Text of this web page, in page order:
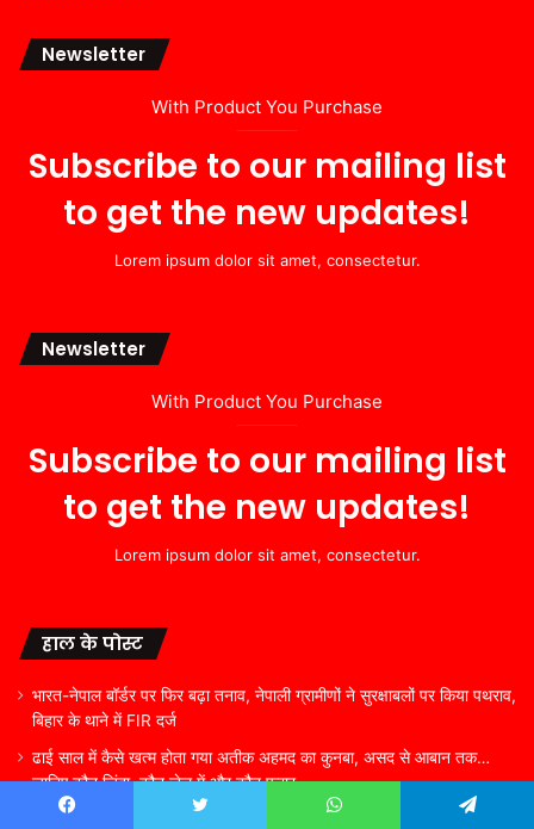
Newsletter
With Product You Purchase
Subscribe to our mailing list
to get the new updates!
Lorem ipsum dolor sit amet, consectetur.
Newsletter
With Product You Purchase
Subscribe to our mailing list
to get the new updates!
Lorem ipsum dolor sit amet, consectetur.
हाल के पोस्ट
भारत-नेपाल बॉर्डर पर फिर बढ़ा तनाव, नेपाली ग्रामीणों ने सुरक्षाबलों पर किया पथराव,
बिहार के थाने में FIR दर्ज
ढाई साल में कैसे खत्म होता गया अतीक अहमद का कुनबा, असद से आबान तक…
जानिए कौन जिंदा, कौन जेल में और कौन फरार
गमले में आसानी से उगाएं इलायची का पौधा, मिलने लगेंगी ताजी फलियां, बाजार से नहीं